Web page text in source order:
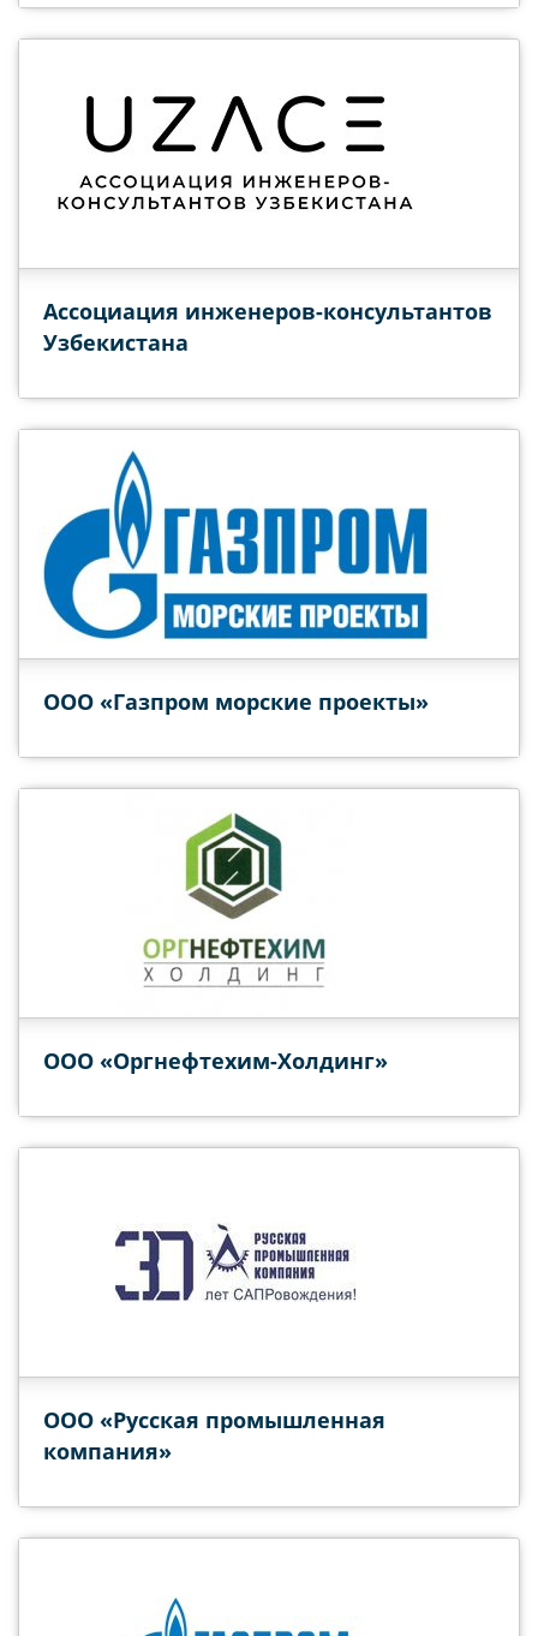
Ассоциация инженеров-консультантов
Узбекистана
ООО «Газпром морские проекты»
ООО «Оргнефтехим-Холдинг»
ООО «Русская промышленная
компания»